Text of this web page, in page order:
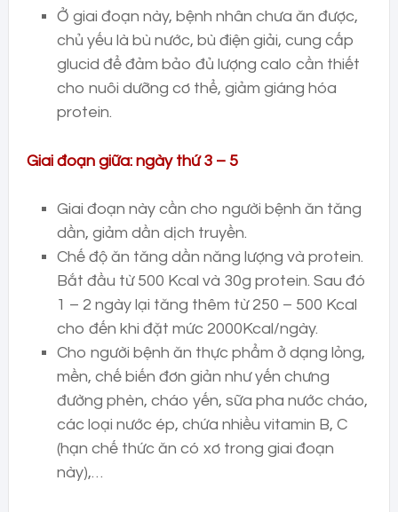
Ở giai đoạn này, bệnh nhân chưa ăn được,
chủ yếu là bù nước, bù điện giải, cung cấp
glucid để đảm bảo đủ lượng calo cần thiết
cho nuôi dưỡng cơ thể, giảm giáng hóa
protein.
Giai đoạn giữa: ngày thứ 3 – 5
Giai đoạn này cần cho người bệnh ăn tăng
dần, giảm dần dịch truyền.
Chế độ ăn tăng dần năng lượng và protein.
Bắt đầu từ 500 Kcal và 30g protein. Sau đó
1 – 2 ngày lại tăng thêm từ 250 – 500 Kcal
cho đến khi đặt mức 2000Kcal/ngày.
Cho người bệnh ăn thực phẩm ở dạng lỏng,
mền, chế biến đơn giản như yến chưng
đường phèn, cháo yến, sữa pha nước cháo,
các loại nước ép, chứa nhiều vitamin B, C
(hạn chế thức ăn có xơ trong giai đoạn
này),…